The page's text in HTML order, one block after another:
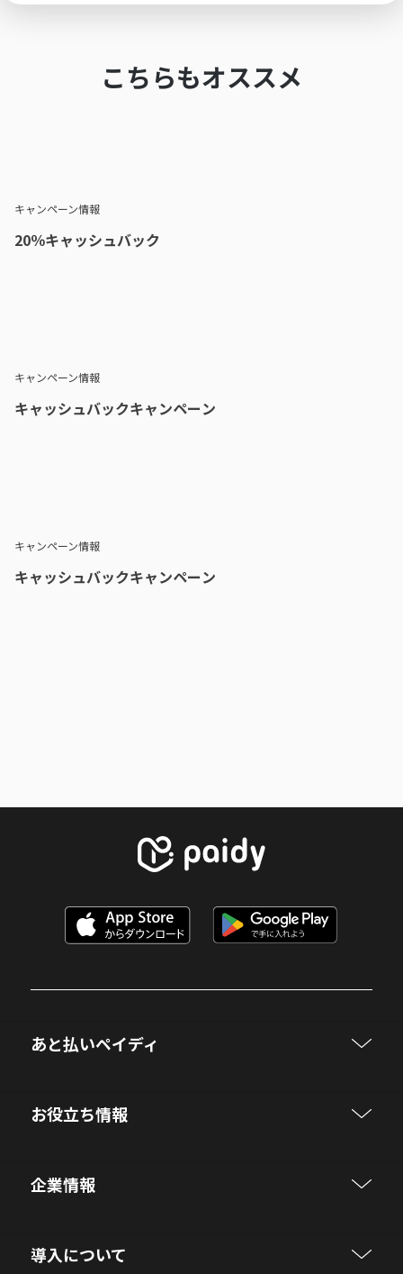
こちらもオススメ
キャンペーン情報
20％キャッシュバック
キャンペーン情報
キャッシュバックキャンペーン
キャンペーン情報
キャッシュバックキャンペーン
あと払いペイディ
お役立ち情報
企業情報
導入について